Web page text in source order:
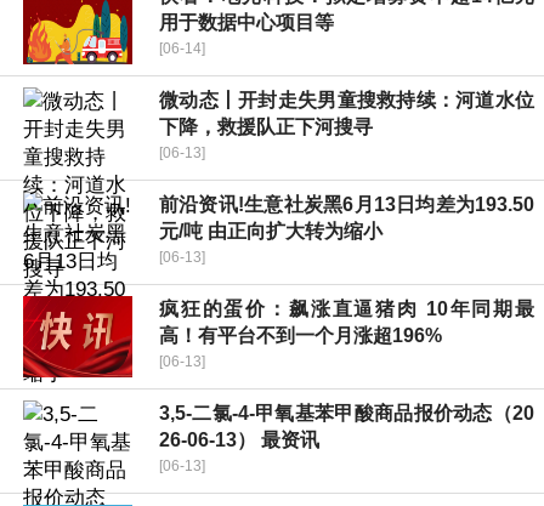
用于数据中心项目等
[06-14]
微动态丨开封走失男童搜救持续：河道水位
下降，救援队正下河搜寻
[06-13]
前沿资讯!生意社炭黑6月13日均差为193.50
元/吨 由正向扩大转为缩小
[06-13]
疯狂的蛋价：飙涨直逼猪肉 10年同期最
高！有平台不到一个月涨超196%
[06-13]
3,5-二氯-4-甲氧基苯甲酸商品报价动态（20
26-06-13） 最资讯
[06-13]